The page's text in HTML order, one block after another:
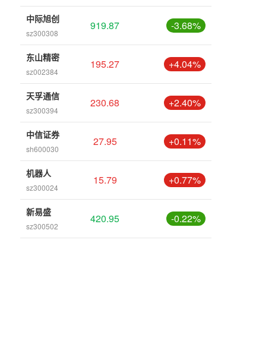
中际旭创
sz300308
919.87 -3.68%
东山精密
sz002384
195.27 +4.04%
天孚通信
sz300394
230.68 +2.40%
中信证券
sh600030
27.95 +0.11%
机器人
sz300024
15.79 +0.77%
新易盛
sz300502
420.95 -0.22%